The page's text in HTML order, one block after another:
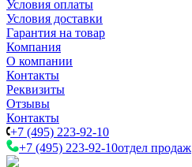
Условия оплаты
Условия доставки
Гарантия на товар
Компания
О компании
Контакты
Реквизиты
Отзывы
Контакты
+7 (495) 223-92-10
+7 (495) 223-92-10отдел продаж